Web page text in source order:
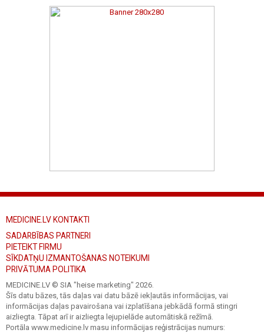
MEDICINE.LV KONTAKTI
SADARBĪBAS PARTNERI
PIETEIKT FIRMU
SĪKDATŅU IZMANTOŠANAS NOTEIKUMI
PRIVĀTUMA POLITIKA
MEDICINE.LV © SIA "heise marketing" 2026.
Šīs datu bāzes, tās daļas vai datu bāzē iekļautās informācijas, vai
informācijas daļas pavairošana vai izplatīšana jebkādā formā stingri
aizliegta. Tāpat arī ir aizliegta lejupielāde automātiskā režīmā.
Portāla www.medicine.lv masu informācijas reģistrācijas numurs: